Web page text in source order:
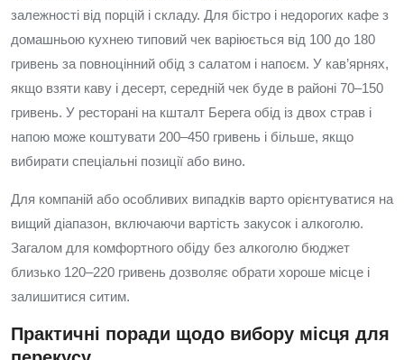
залежності від порцій і складу. Для бістро і недорогих кафе з
домашньою кухнею типовий чек варіюється від 100 до 180
гривень за повноцінний обід з салатом і напоєм. У кав’ярнях,
якщо взяти каву і десерт, середній чек буде в районі 70–150
гривень. У ресторані на кшталт Берега обід із двох страв і
напою може коштувати 200–450 гривень і більше, якщо
вибирати спеціальні позиції або вино.
Для компаній або особливих випадків варто орієнтуватися на
вищий діапазон, включаючи вартість закусок і алкоголю.
Загалом для комфортного обіду без алкоголю бюджет
близько 120–220 гривень дозволяє обрати хороше місце і
залишитися ситим.
Практичні поради щодо вибору місця для